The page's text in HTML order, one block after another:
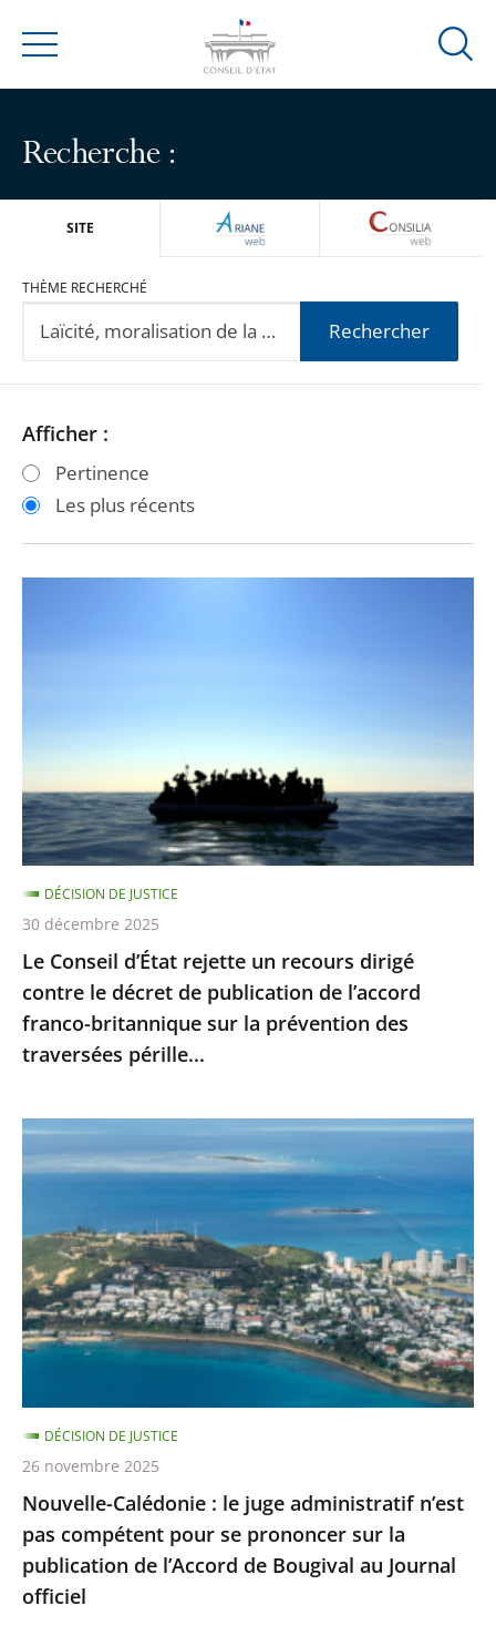
Menu
Ouvrir
Recherche :
SITE ARIANEWEB
THÈME RECHERCHÉ
Rechercher
Passer
les
filtres
Passer
les
filtres
Afficher :
Pertinence
Les plus récents
recours
contre
le
décret
de
publication
de
l’accord
franco-
britannique
la
prévention
des
pérille...
Le Conseil d’État rejette un recours dirigé
contre le décret de publication de l’accord
franco-britannique sur la prévention des
traversées pérille...
DÉCISION DE JUSTICE
30 décembre 2025
Nouvelle-
Calédonie
juge
administratif
n’est
pas
pour
se
prononcer
sur
la
publication
de
Nouvelle-Calédonie : le juge administratif n’est
pas compétent pour se prononcer sur la
publication de l’Accord de Bougival au Journal
officiel
DÉCISION DE JUSTICE
26 novembre 2025